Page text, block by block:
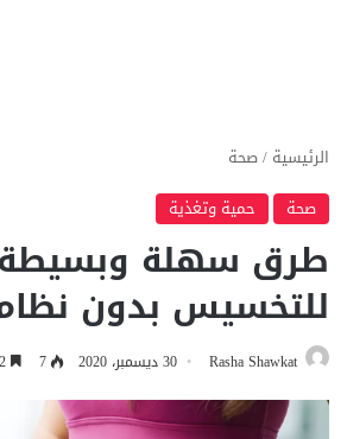
الرئيسية /صحة
صحة
حمية وتغذية
طرق سهلة
للتخسيس بدون
Rasha Shawkat 30 ديسمبر، 2020 7